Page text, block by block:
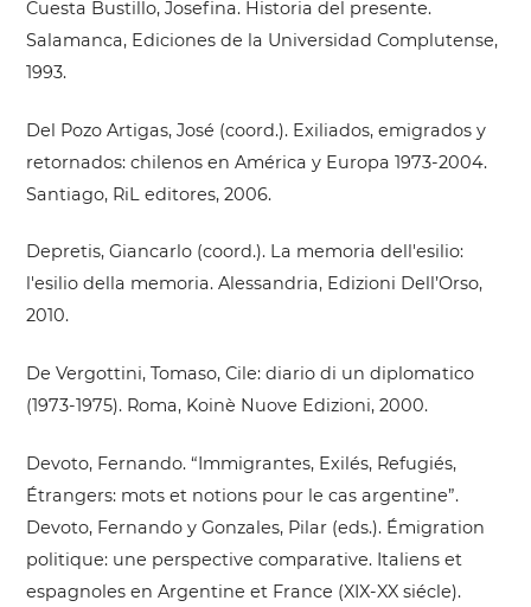
Cuesta Bustillo, Josefina. Historia del presente.
Salamanca, Ediciones de la Universidad Complutense,
1993.
Del Pozo Artigas, José (coord.). Exiliados, emigrados y
retornados: chilenos en América y Europa 1973-2004.
Santiago, RiL editores, 2006.
Depretis, Giancarlo (coord.). La memoria dell'esilio:
l'esilio della memoria. Alessandria, Edizioni Dell’Orso,
2010.
De Vergottini, Tomaso, Cile: diario di un diplomatico
(1973-1975). Roma, Koinè Nuove Edizioni, 2000.
Devoto, Fernando. “Immigrantes, Exilés, Refugiés,
Étrangers: mots et notions pour le cas argentine”.
Devoto, Fernando y Gonzales, Pilar (eds.). Émigration
politique: une perspective comparative. Italiens et
espagnoles en Argentine et France (XIX-XX siécle).